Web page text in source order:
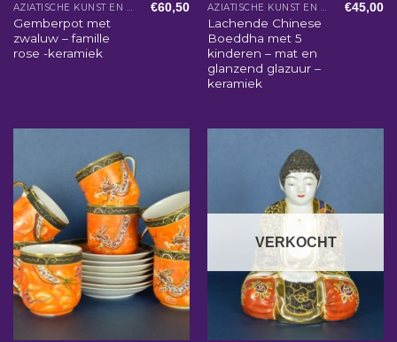
AZIATISCHE KUNST EN WOONACCESSOIRES
Gemberpot met
zwaluw – famille
rose -keramiek
€60,50 AZIATISCHE KUNST EN WOONACCESSOIRES
Lachende Chinese
Boeddha met 5
kinderen – mat en
glanzend glazuur –
keramiek
€45,00
VERKOCHT